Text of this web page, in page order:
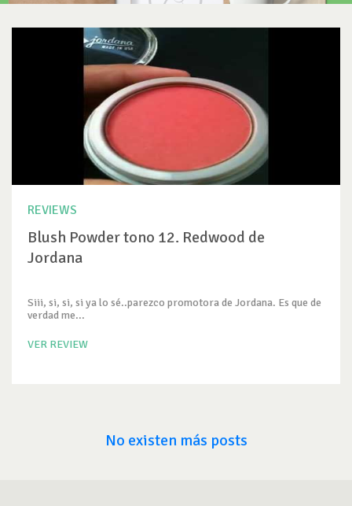
REVIEWS
Blush Powder tono 12. Redwood de
Jordana
Siii, si, si, si ya lo sé..parezco promotora de Jordana. Es que de
verdad me...
VER REVIEW
No existen más posts